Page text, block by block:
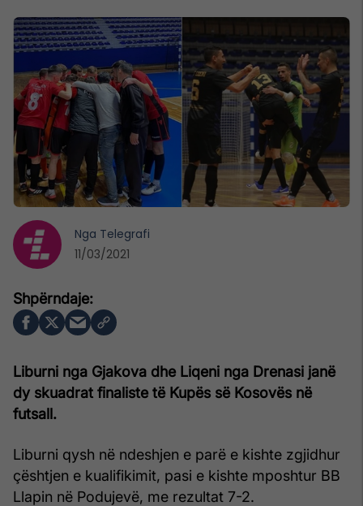
Liburni nga Gjakova dhe Liqeni nga Drenasi janë
dy skuadrat finaliste të Kupës së Kosovës në
futsall.
Liburni qysh në ndeshjen e parë e kishte zgjidhur
çështjen e kualifikimit, pasi e kishte mposhtur BB
Llapin në Podujevë, me rezultat 7-2.
Nga Telegrafi
11/03/2021